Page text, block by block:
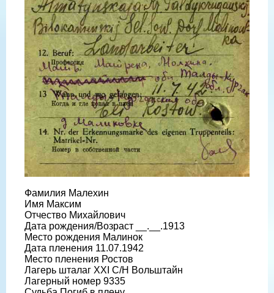
Фамилия Малехин
Имя Максим
Отчество Михайлович
Дата рождения/Возраст __.__.1913
Место рождения Малинок
Дата пленения 11.07.1942
Место пленения Ростов
Лагерь шталаг XXI C/H Вольштайн
Лагерный номер 9335